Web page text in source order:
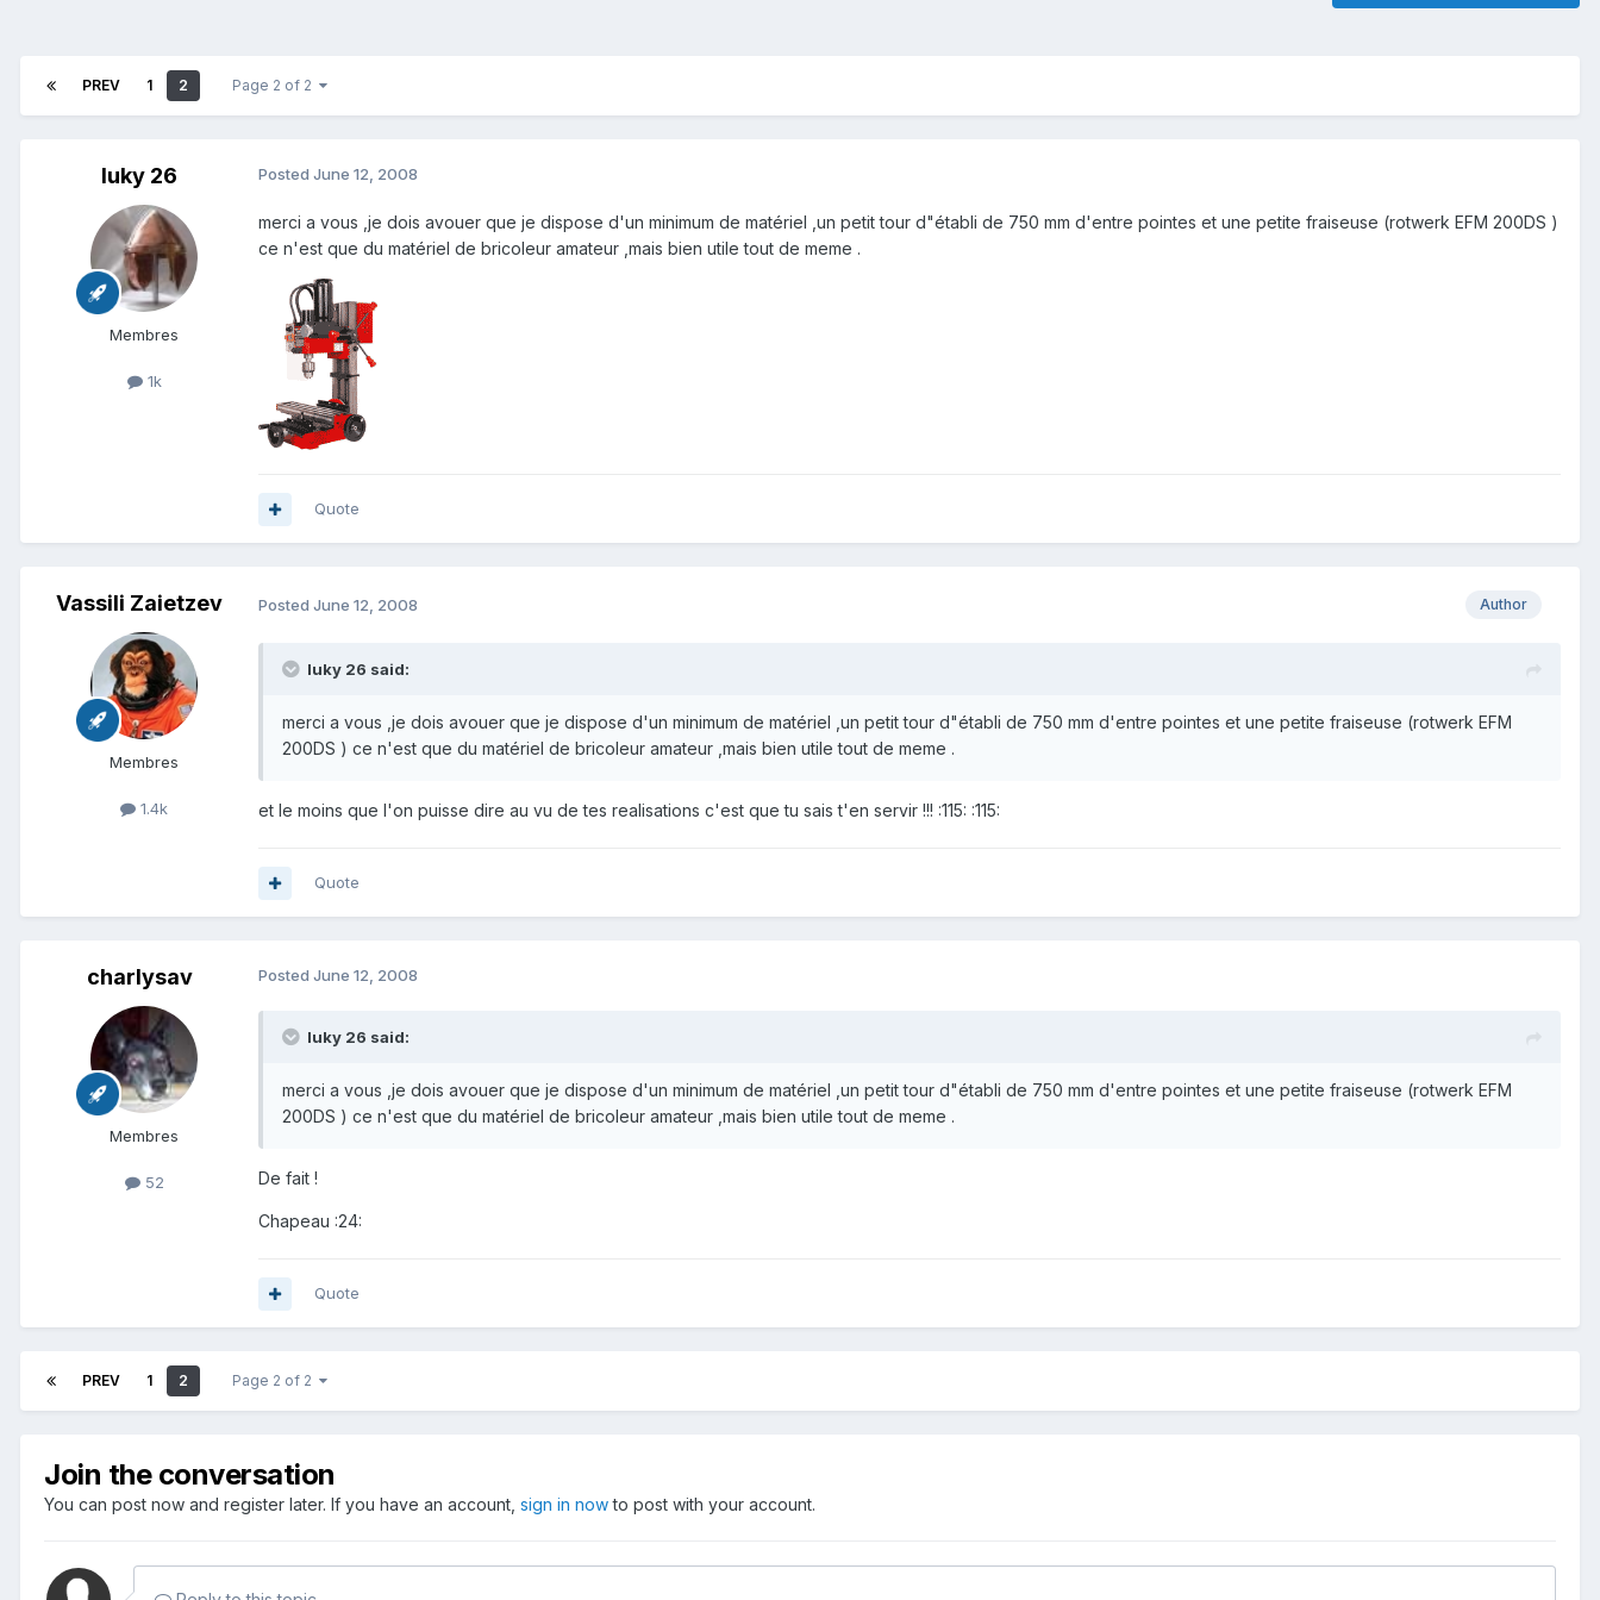
PREV 1 2 Page 2 of 2
luky 26
Membres
1k
Posted June 12, 2008
merci a vous ,je dois avouer que je dispose d'un minimum de matériel ,un petit tour d"établi de 750 mm d'entre pointes et une petite fraiseuse (rotwerk EFM 200DS )
ce n'est que du matériel de bricoleur amateur ,mais bien utile tout de meme .
Quote
Vassili Zaietzev
Membres
1.4k
Author
Posted June 12, 2008
luky 26 said:
merci a vous ,je dois avouer que je dispose d'un minimum de matériel ,un petit tour d"établi de 750 mm d'entre pointes et une petite fraiseuse (rotwerk EFM
200DS ) ce n'est que du matériel de bricoleur amateur ,mais bien utile tout de meme .
et le moins que l'on puisse dire au vu de tes realisations c'est que tu sais t'en servir !!! :115: :115:
Quote
charlysav
Membres
52
Posted June 12, 2008
luky 26 said:
merci a vous ,je dois avouer que je dispose d'un minimum de matériel ,un petit tour d"établi de 750 mm d'entre pointes et une petite fraiseuse (rotwerk EFM
200DS ) ce n'est que du matériel de bricoleur amateur ,mais bien utile tout de meme .
De fait !
Chapeau :24:
Quote
PREV 1 2 Page 2 of 2
Join the conversation
You can post now and register later. If you have an account, sign in nowto post with your account.